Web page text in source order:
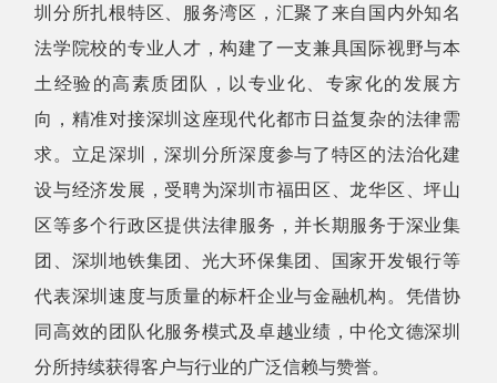
圳分所扎根特区、服务湾区，汇聚了来自国内外知名
法学院校的专业人才，构建了一支兼具国际视野与本
土经验的高素质团队，以专业化、专家化的发展方
向，精准对接深圳这座现代化都市日益复杂的法律需
求。立足深圳，深圳分所深度参与了特区的法治化建
设与经济发展，受聘为深圳市福田区、龙华区、坪山
区等多个行政区提供法律服务，并长期服务于深业集
团、深圳地铁集团、光大环保集团、国家开发银行等
代表深圳速度与质量的标杆企业与金融机构。凭借协
同高效的团队化服务模式及卓越业绩，中伦文德深圳
分所持续获得客户与行业的广泛信赖与赞誉。